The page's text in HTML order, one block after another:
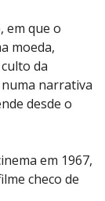
em que o
moeda,
da
narrativa
desde o
em 1967,
checo de